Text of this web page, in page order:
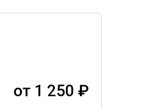
от 1 250 ₽